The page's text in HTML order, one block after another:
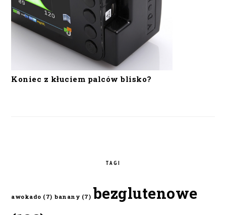
Koniec z kłuciem palców blisko?
TAGI
awokado (7) banany (7) bezglutenowe